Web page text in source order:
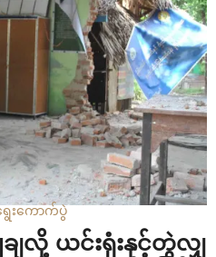
ေးကောက်ပွဲ
ချလို့ ယင်းရုံးနှင့်တွဲလျှ